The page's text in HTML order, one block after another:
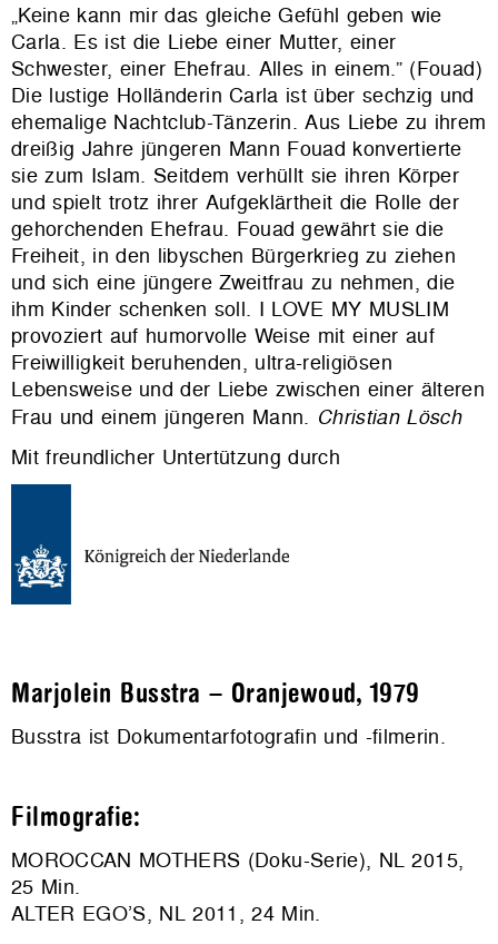
„Keine kann mir das gleiche Gefühl geben wie
Carla. Es ist die Liebe einer Mutter, einer
Schwester, einer Ehefrau. Alles in einem.” (Fouad)
Die lustige Holländerin Carla ist über sechzig und
ehemalige Nachtclub-Tänzerin. Aus Liebe zu ihrem
dreißig Jahre jüngeren Mann Fouad konvertierte
sie zum Islam. Seitdem verhüllt sie ihren Körper
und spielt trotz ihrer Aufgeklärtheit die Rolle der
gehorchenden Ehefrau. Fouad gewährt sie die
Freiheit, in den libyschen Bürgerkrieg zu ziehen
und sich eine jüngere Zweitfrau zu nehmen, die
ihm Kinder schenken soll. I LOVE MY MUSLIM
provoziert auf humorvolle Weise mit einer auf
Freiwilligkeit beruhenden, ultra-religiösen
Lebensweise und der Liebe zwischen einer älteren
Frau und einem jüngeren Mann. Christian Lösch
Mit freundlicher Untertützung durch
Marjolein Busstra – Oranjewoud, 1979
Busstra ist Dokumentarfotografin und -filmerin.
Filmografie:
MOROCCAN MOTHERS (Doku-Serie), NL 2015,
25 Min.
ALTER EGO’S, NL 2011, 24 Min.